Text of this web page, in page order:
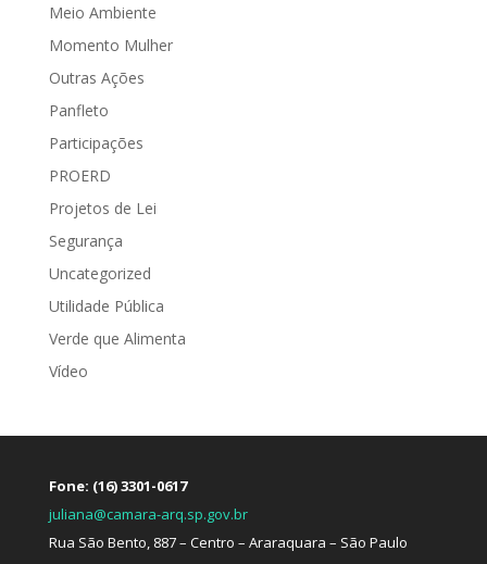
Meio Ambiente
Momento Mulher
Outras Ações
Panfleto
Participações
PROERD
Projetos de Lei
Segurança
Uncategorized
Utilidade Pública
Verde que Alimenta
Vídeo
Fone: (16) 3301-0617
juliana@camara-arq.sp.gov.br
Rua São Bento, 887 – Centro – Araraquara – São Paulo